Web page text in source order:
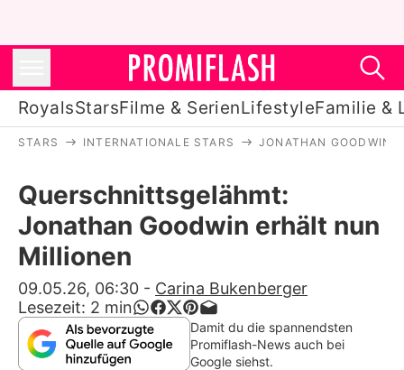
RoyalsStarsFilme & SerienLifestyleFamilie &
Stars
Filme & Serien
Lifestyle
Familie & Liebe
Promiflash Exklusiv
STARS INTERNATIONALE STARS JONATHAN GOODWIN
Querschnittsgelähmt:
Jonathan Goodwin erhält nun
Millionen
09.05.26, 06:30 - Carina Bukenberger
Lesezeit: 2 min
Damit du die spannendsten
Promiflash-News auch bei
Google siehst.